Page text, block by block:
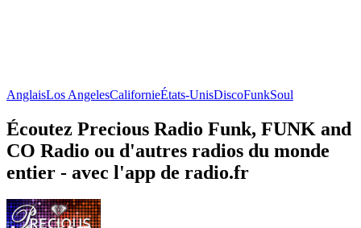
AnglaisLos AngelesCalifornieÉtats-UnisDiscoFunkSoul
Écoutez Precious Radio Funk, FUNK and
CO Radio ou d'autres radios du monde
entier - avec l'app de radio.fr